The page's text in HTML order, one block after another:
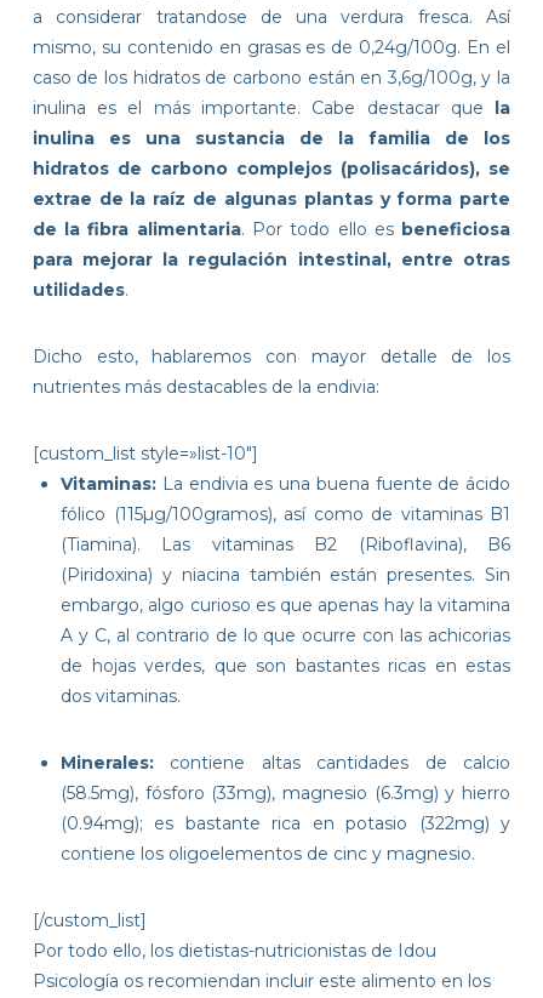
a considerar tratandose de una verdura fresca. Así
mismo, su contenido en grasas es de 0,24g/100g. En el
caso de los hidratos de carbono están en 3,6g/100g, y la
inulina es el más importante. Cabe destacar que la
inulina es una sustancia de la familia de los
hidratos de carbono complejos (polisacáridos), se
extrae de la raíz de algunas plantas y forma parte
de la fibra alimentaria. Por todo ello es beneficiosa
para mejorar la regulación intestinal, entre otras
utilidades.
Dicho esto, hablaremos con mayor detalle de los
nutrientes más destacables de la endivia:
[custom_list style=»list-10″]
Vitaminas: La endivia es una buena fuente de ácido
fólico (115µg/100gramos), así como de vitaminas B1
(Tiamina). Las vitaminas B2 (Riboflavina), B6
(Piridoxina) y niacina también están presentes. Sin
embargo, algo curioso es que apenas hay la vitamina
A y C, al contrario de lo que ocurre con las achicorias
de hojas verdes, que son bastantes ricas en estas
dos vitaminas.
Minerales: contiene altas cantidades de calcio
(58.5mg), fósforo (33mg), magnesio (6.3mg) y hierro
(0.94mg); es bastante rica en potasio (322mg) y
contiene los oligoelementos de cinc y magnesio.
[/custom_list]
Por todo ello, los dietistas-nutricionistas de Idou
Psicología os recomiendan incluir este alimento en los